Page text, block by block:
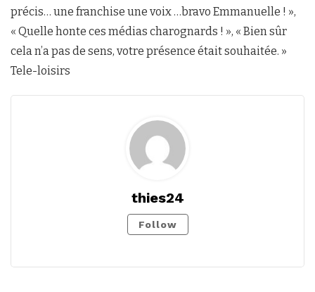
précis… une franchise une voix …bravo Emmanuelle ! »,
« Quelle honte ces médias charognards ! », « Bien sûr
cela n’a pas de sens, votre présence était souhaitée. »
Tele-loisirs
thies24
Follow